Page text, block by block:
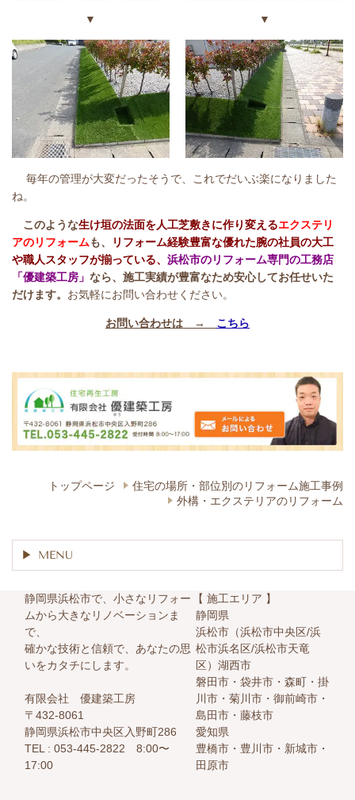
▼ ▼
毎年の管理が大変だったそうで、これでだいぶ楽になりました
ね。
このような生け垣の法面を人工芝敷きに作り変えるエクステリ
アのリフォームも、
リフォーム経験豊富な優れた腕の社員の大工
や職人スタッフが揃っている、 浜松市のリフォーム専門の工務店
「優建築工房」 なら、施工実績が豊富なため安心してお任せいた
だけます。 お気軽にお問い合わせください。
お問い合わせは → こちら
トップページ
住宅の場所・部位別の​リフォーム施工事例
外構・エクステリアのリフォーム
MENU
静岡県浜松市で、小さなリフォー
ムから大きなリノベーションま
で、
確かな技術と信頼で、あなたの思
いをカタチにします。
有限会社 優建築工房
〒432-8061
静岡県浜松市中央区入野町286
TEL : 053-445-2822 8:00〜
17:00
【 施工エリア 】
静岡県
浜松市（浜松市中央区/浜
松市浜名区/浜松市天竜
区）湖西市
磐田市・袋井市・森町・掛
川市・菊川市・御前崎市・
島田市・藤枝市
愛知県
豊橋市・豊川市・新城市・
田原市